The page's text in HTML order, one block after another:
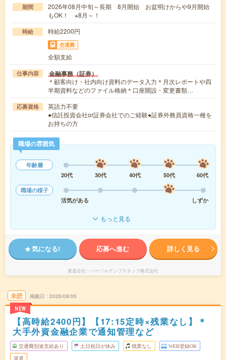
期間
2026年08月中旬～長期 8月開始 お盆明けからや9月開始
もOK！ ※8月～！
時給 時給2200円
交通費
全額支給
仕事内容 金融事務（証券）
＊顧客向け・社内向け資料のデータ入力＊月次レポートや四
半期資料などのファイル格納＊口座開設・変更書類…
応募資格
英語力不要
●信託投資会社or証券会社でのご経験●証券外務員資格一種を
お持ちの方
職場の雰囲気
年齢層
20代
30代 40代 50代
60代
職場の様子
活気がある
しずか
もっと見る
気になる! 応募へ進む 詳しく見る
派遣会社 パーソルテンプスタッフ株式会社
未読
NEW
掲載日 2026/08/05
【高時給2400円】【17:15定時×残業なし】＊
大手外資金融企業で通知管理など
交通費別途支給あり 土日祝日が休み 残業なし WEB登録OK
派遣